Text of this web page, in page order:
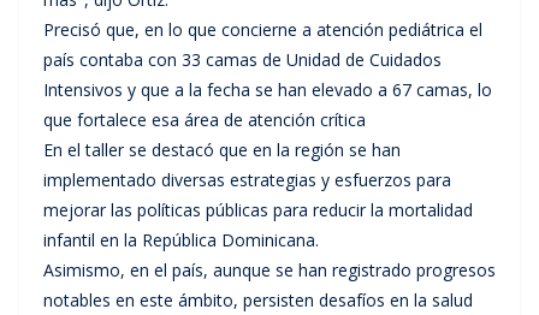
Precisó que, en lo que concierne a atención pediátrica el
país contaba con 33 camas de Unidad de Cuidados
Intensivos y que a la fecha se han elevado a 67 camas, lo
que fortalece esa área de atención crítica
En el taller se destacó que en la región se han
implementado diversas estrategias y esfuerzos para
mejorar las políticas públicas para reducir la mortalidad
infantil en la República Dominicana.
Asimismo, en el país, aunque se han registrado progresos
notables en este ámbito, persisten desafíos en la salud